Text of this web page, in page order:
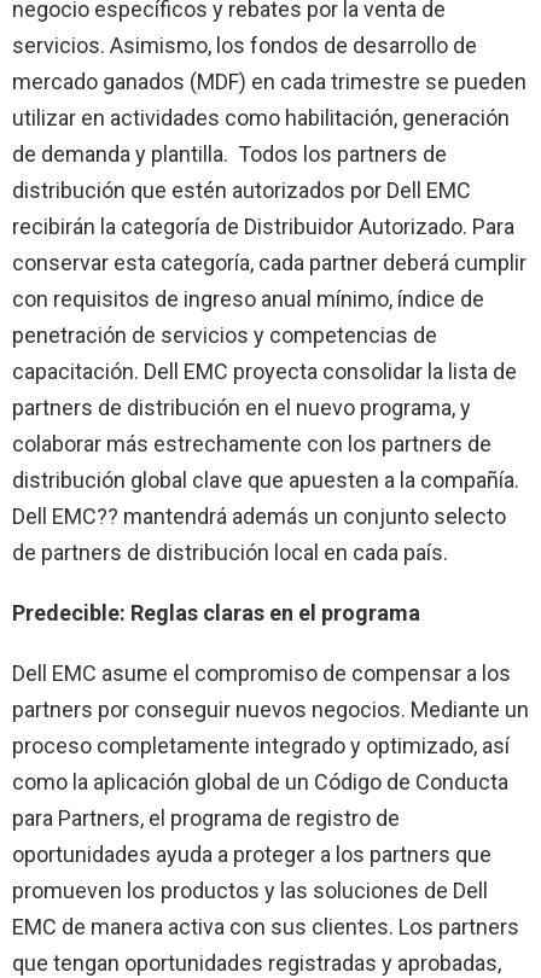
negocio específicos y rebates por la venta de
servicios. Asimismo, los fondos de desarrollo de
mercado ganados (MDF) en cada trimestre se pueden
utilizar en actividades como habilitación, generación
de demanda y plantilla. Todos los partners de
distribución que estén autorizados por Dell EMC
recibirán la categoría de Distribuidor Autorizado. Para
conservar esta categoría, cada partner deberá cumplir
con requisitos de ingreso anual mínimo, índice de
penetración de servicios y competencias de
capacitación. Dell EMC proyecta consolidar la lista de
partners de distribución en el nuevo programa, y
colaborar más estrechamente con los partners de
distribución global clave que apuesten a la compañía.
Dell EMC?? mantendrá además un conjunto selecto
de partners de distribución local en cada país.
Predecible: Reglas claras en el programa
Dell EMC asume el compromiso de compensar a los
partners por conseguir nuevos negocios. Mediante un
proceso completamente integrado y optimizado, así
como la aplicación global de un Código de Conducta
para Partners, el programa de registro de
oportunidades ayuda a proteger a los partners que
promueven los productos y las soluciones de Dell
EMC de manera activa con sus clientes. Los partners
que tengan oportunidades registradas y aprobadas,